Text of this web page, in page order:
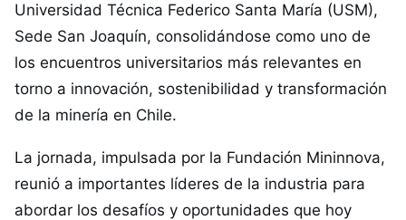
Universidad Técnica Federico Santa María (USM),
Sede San Joaquín, consolidándose como uno de
los encuentros universitarios más relevantes en
torno a innovación, sostenibilidad y transformación
de la minería en Chile.
La jornada, impulsada por la Fundación Mininnova,
reunió a importantes líderes de la industria para
abordar los desafíos y oportunidades que hoy